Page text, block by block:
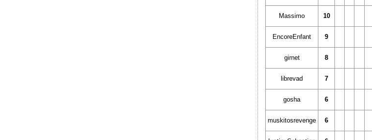
Massimo 10
EncoreEnfant 9
girnet 8
librevad 7
gosha 6
muskitosrevenge 6